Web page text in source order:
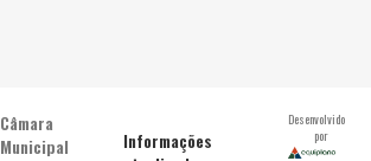
Câmara
Municipal
Informações
Desenvolvido
por